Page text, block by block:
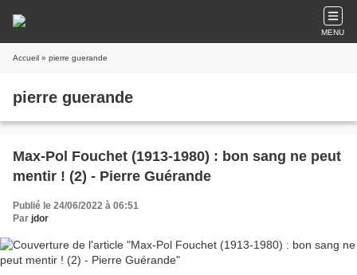
MENU
Accueil » pierre guerande
pierre guerande
Max-Pol Fouchet (1913-1980) : bon sang ne peut
mentir ! (2) - Pierre Guérande
Publié le 24/06/2022 à 06:51
Par jdor